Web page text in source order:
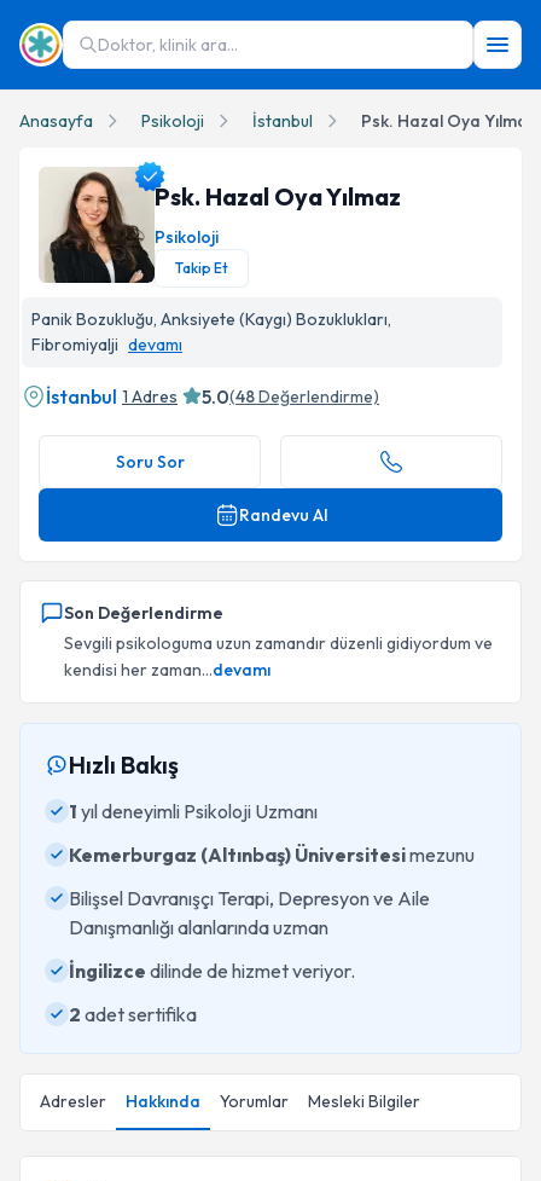
Doktor, klinik ara...
Anasayfa Psikoloji İstanbul Psk. Hazal Oya Yılmaz
Psk. Hazal Oya Yılmaz
Psikoloji
Takip Et
Panik Bozukluğu, Anksiyete (Kaygı) Bozuklukları,
Fibromiyalji devamı
İstanbul 1 Adres 5.0(48Değerlendirme)
Soru Sor
Randevu Al
Son Değerlendirme
Sevgili psikologuma uzun zamandır düzenli gidiyordum ve
kendisi her zaman...devamı
Hızlı Bakış
1 yıl deneyimli Psikoloji Uzmanı
Kemerburgaz (Altınbaş) Üniversitesimezunu
Bilişsel Davranışçı Terapi, Depresyon ve Aile
Danışmanlığı alanlarında uzman
İngilizce dilinde de hizmet veriyor.
2 adet sertifika
Adresler Hakkında Yorumlar Mesleki Bilgiler